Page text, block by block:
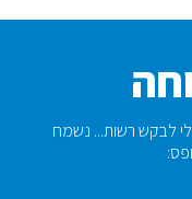
לבקש רשות... נשמח